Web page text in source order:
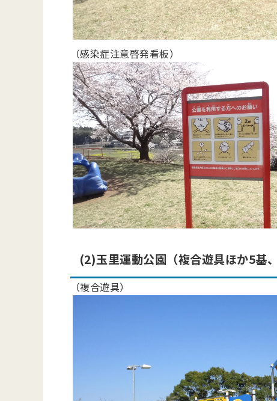
（感染症注意啓発看板）
(2)玉里運動公園（複合遊具ほか5基
（複合遊具）